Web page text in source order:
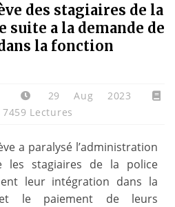
des stagiaires de la
a la demande de
la fonction
29 Aug 2023
7459 Lectures
a paralysé l’administration
les stagiaires de la police
leur intégration dans la
le paiement de leurs